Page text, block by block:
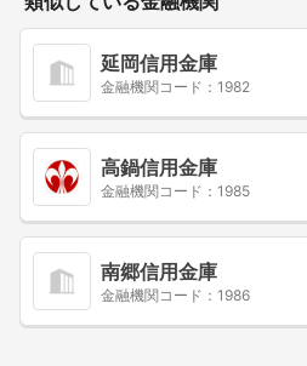
延岡信用金庫
金融機関コード：1982
高鍋信用金庫
金融機関コード：1985
南郷信用金庫
金融機関コード：1986